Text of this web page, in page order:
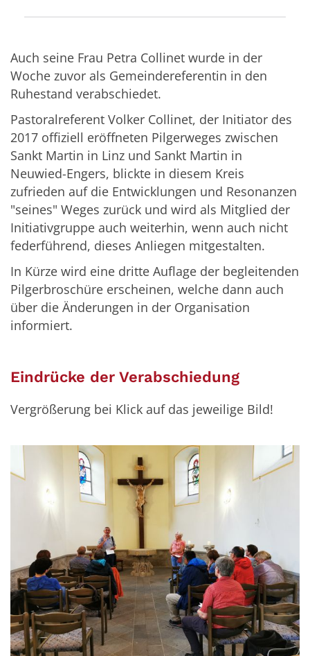
Auch seine Frau Petra Collinet wurde in der
Woche zuvor als Gemeindereferentin in den
Ruhestand verabschiedet.
Pastoralreferent Volker Collinet, der Initiator des
2017 offiziell eröffneten Pilgerweges zwischen
Sankt Martin in Linz und Sankt Martin in
Neuwied-Engers, blickte in diesem Kreis
zufrieden auf die Entwicklungen und Resonanzen
"seines" Weges zurück und wird als Mitglied der
Initiativgruppe auch weiterhin, wenn auch nicht
federführend, dieses Anliegen mitgestalten.
In Kürze wird eine dritte Auflage der begleitenden
Pilgerbroschüre erscheinen, welche dann auch
über die Änderungen in der Organisation
informiert.
Eindrücke der Verabschiedung
Vergrößerung bei Klick auf das jeweilige Bild!